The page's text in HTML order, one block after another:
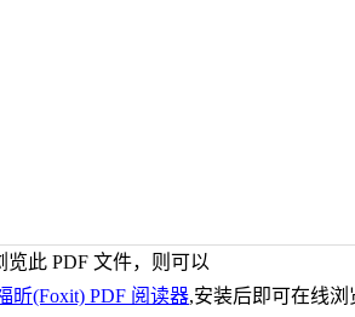
此 PDF 文件，则可以
昕(Foxit) PDF 阅读器,安装后即可在线